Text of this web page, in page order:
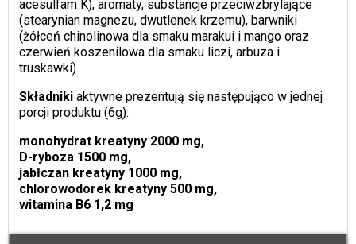
acesulfam K), aromaty, substancje przeciwzbrylające
(stearynian magnezu, dwutlenek krzemu), barwniki
(żółceń chinolinowa dla smaku marakui i mango oraz
czerwień koszenilowa dla smaku liczi, arbuza i
truskawki).
Składnikiaktywne prezentują się następująco w jednej
porcji produktu (6g):
monohydrat kreatyny 2000 mg,
D-ryboza 1500 mg,
jabłczan kreatyny 1000 mg,
chlorowodorek kreatyny 500 mg,
witamina B6 1,2 mg